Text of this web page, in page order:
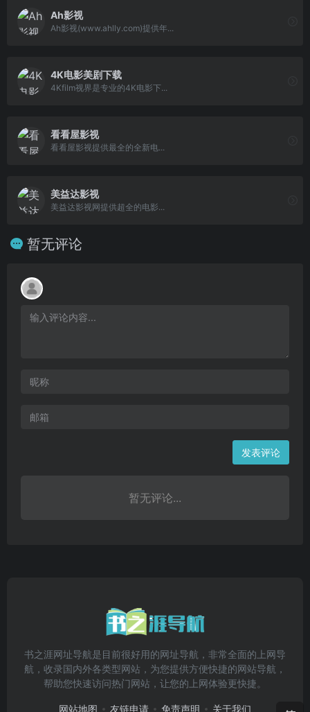
Ah影视
Ah影视(www.ahlly.com)提供年...
4K电影美剧下载
4Kfilm视界是专业的4K电影下...
看看屋影视
看看屋影视提供最全的全新电...
美益达影视
美益达影视网提供超全的电影...
暂无评论
发表评论
暂无评论...
书之涯网址导航是目前很好用的网址导航，非常全面的上网导
航，收录国内外各类型网站，为您提供方便快捷的网站导航，
帮助您快速访问热门网站，让您的上网体验更快捷。
网站地图 友链申请 免责声明 关于我们